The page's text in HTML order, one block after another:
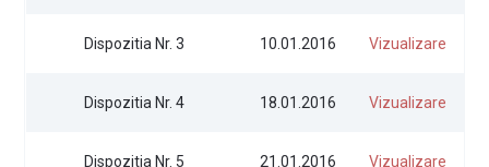
Dispozitia Nr. 3 10.01.2016 Vizualizare
Dispozitia Nr. 4 18.01.2016 Vizualizare
Dispozitia Nr. 5 21.01.2016 Vizualizare